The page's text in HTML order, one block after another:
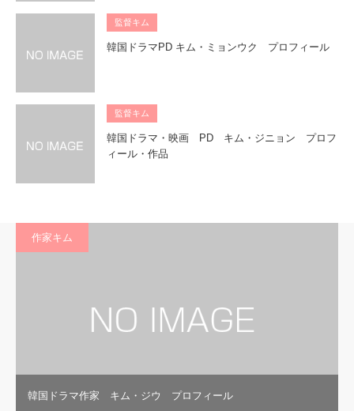
監督キム
韓国ドラマPD キム・ミョンウク プロフィール
監督キム
韓国ドラマ・映画 PD キム・ジニョン プロフ
ィール・作品
作家キム
韓国ドラマ作家 キム・ジウ プロフィール